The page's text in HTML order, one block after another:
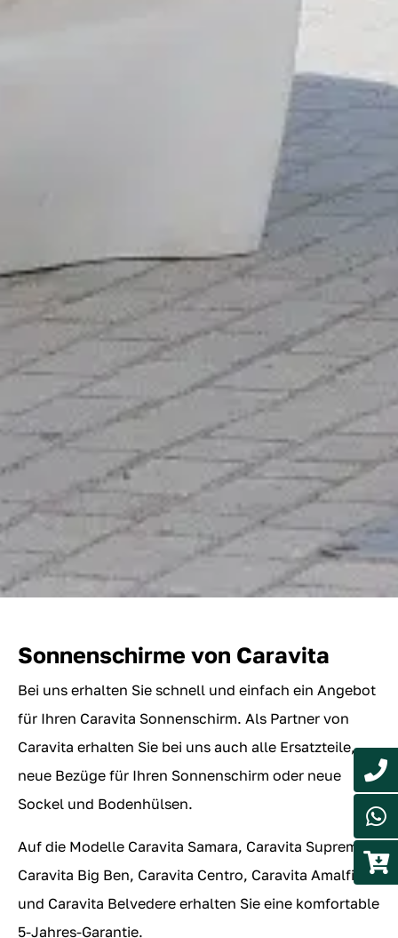
Sonnenschirme von Caravita
Bei uns erhalten Sie schnell und einfach ein Angebot
für Ihren Caravita Sonnenschirm. Als Partner von
Caravita erhalten Sie bei uns auch alle Ersatzteile,
neue Bezüge für Ihren Sonnenschirm oder neue
Sockel und Bodenhülsen.
Auf die Modelle Caravita Samara, Caravita Supremo,
Caravita Big Ben, Caravita Centro, Caravita Amalfi
und Caravita Belvedere erhalten Sie eine komfortable
5-Jahres-Garantie.